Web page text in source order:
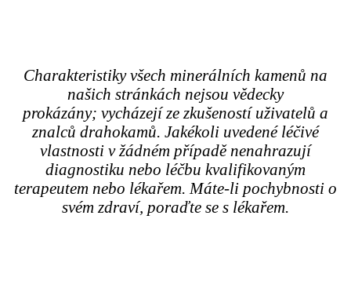
Charakteristiky všech minerálních kamenů na
našich stránkách nejsou vědecky
prokázány; vycházejí ze zkušeností uživatelů a
znalců drahokamů. Jakékoli uvedené léčivé
vlastnosti v žádném případě nenahrazují
diagnostiku nebo léčbu kvalifikovaným
terapeutem nebo lékařem. Máte-li pochybnosti o
svém zdraví, poraďte se s lékařem.